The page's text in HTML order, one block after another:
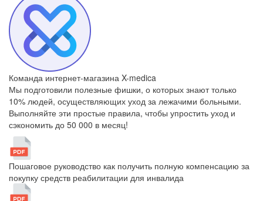
Команда интернет-магазина X-medica
Мы подготовили полезные фишки, о которых знают только
10% людей, осуществляющих уход за лежачими больными.
Выполняйте эти простые правила, чтобы упростить уход и
сэкономить до 50 000 в месяц!
Пошаговое руководство как получить полную компенсацию за
покупку средств реабилитации для инвалида